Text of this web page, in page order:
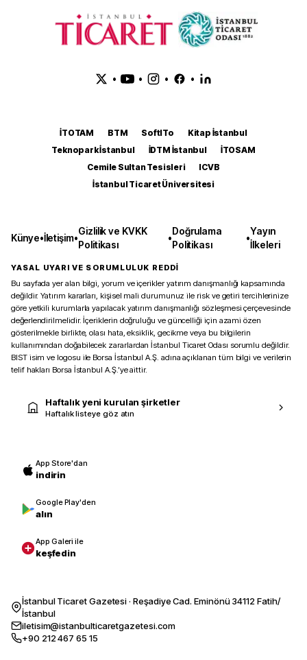
• • • •
İTOTAM BTM SoftITo
Kitap İstanbul
Teknopark İstanbul
İDTM İstanbul
İTOSAM
Cemile Sultan Tesisleri
ICVB
İstanbul Ticaret Üniversitesi
Künye•İletişim•
Gizlilik ve KVKK
Politikası
•
Doğrulama
Politikası
•
Yayın
İlkeleri
YASAL UYARI VE SORUMLULUK REDDİ
Bu sayfada yer alan bilgi, yorum ve içerikler yatırım danışmanlığı kapsamında
değildir. Yatırım kararları, kişisel mali durumunuz ile risk ve getiri tercihlerinize
göre yetkili kurumlarla yapılacak yatırım danışmanlığı sözleşmesi çerçevesinde
değerlendirilmelidir. İçeriklerin doğruluğu ve güncelliği için azami özen
gösterilmekle birlikte, olası hata, eksiklik, gecikme veya bu bilgilerin
kullanımından doğabilecek zararlardan İstanbul Ticaret Odası sorumlu değildir.
BIST isim ve logosu ile Borsa İstanbul A.Ş. adına açıklanan tüm bilgi ve verilerin
telif hakları Borsa İstanbul A.Ş.’ye aittir.
Haftalık yeni kurulan şirketler
Haftalık listeye göz atın
App Store'dan
indirin
Google Play'den
alın
App Galeri ile
keşfedin
İstanbul Ticaret Gazetesi · Reşadiye Cad. Eminönü 34112 Fatih/
İstanbul
iletisim@istanbulticaretgazetesi.com
+90 212 467 65 15